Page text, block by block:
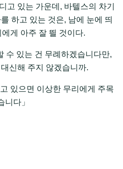
고 있는 가운데, 바텔스의 차기
하고 있는 것은, 남에 눈에 띄
게 아주 잘 띌 것이다.
수 있는 건 무례하겠습니다만,
신해 주지 않겠습니까.
있으면 이상한 무리에게 주목
니다」